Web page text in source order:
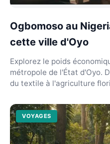
Ogbomoso au
cette ville d'Oyo
Explorez le poids
métropole de l'État d'Oyo.
du textile à l'agriculture
VOYAGES